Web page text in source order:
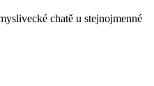
chatě u stejnojmenné